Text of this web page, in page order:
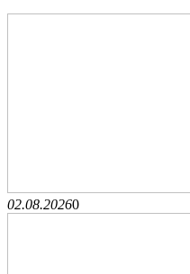
02.08.20260